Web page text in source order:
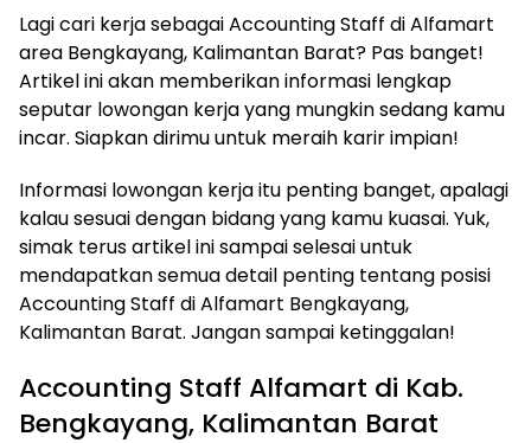
Lagi cari kerja sebagai Accounting Staff di Alfamart
area Bengkayang, Kalimantan Barat? Pas banget!
Artikel ini akan memberikan informasi lengkap
seputar lowongan kerja yang mungkin sedang kamu
incar. Siapkan dirimu untuk meraih karir impian!
Informasi lowongan kerja itu penting banget, apalagi
kalau sesuai dengan bidang yang kamu kuasai. Yuk,
simak terus artikel ini sampai selesai untuk
mendapatkan semua detail penting tentang posisi
Accounting Staff di Alfamart Bengkayang,
Kalimantan Barat. Jangan sampai ketinggalan!
Accounting Staff Alfamart di Kab.
Bengkayang, Kalimantan Barat